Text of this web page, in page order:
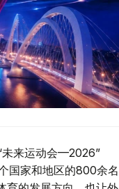
未来运动会—2026”
国家和地区的800余名